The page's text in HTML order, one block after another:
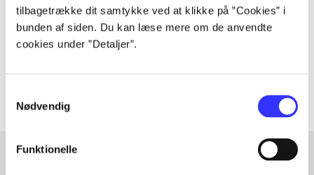
tilbagetrække dit samtykke ved at klikke på ”Cookies” i
bunden af siden. Du kan læse mere om de anvendte
cookies under ”Detaljer”.
Nødvendig
Funktionelle
lorem ipsum dolor sit amet ...
Tidsskrift